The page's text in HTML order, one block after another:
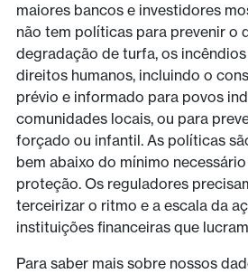
maiores bancos e investidores
não tem políticas para prevenir o
degradação de turfa, os
direitos humanos, incluindo o
prévio e informado para povos
comunidades locais, ou para
forçado ou infantil. As políticas
bem abaixo do mínimo
proteção. Os reguladores
terceirizar o ritmo e a escala da
instituições financeiras que
Para saber mais sobre nossos